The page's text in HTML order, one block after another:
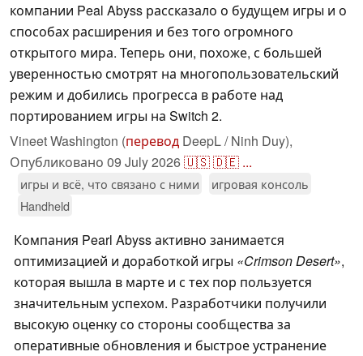
компании Peal Abyss рассказало о будущем игры и о
способах расширения и без того огромного
открытого мира. Теперь они, похоже, с большей
уверенностью смотрят на многопользовательский
режим и добились прогресса в работе над
портированием игры на Switch 2.
Vineet Washington (перевод DeepL / Ninh Duy),
Опубликовано 09 July 2026🇺🇸🇩🇪 ...
игры и всё, что связано с ними
игровая консоль
Handheld
Компания Pearl Abyss активно занимается
оптимизацией и доработкой игры «Crimson Desert»,
которая вышла в марте и с тех пор пользуется
значительным успехом. Разработчики получили
высокую оценку со стороны сообщества за
оперативные обновления и быстрое устранение